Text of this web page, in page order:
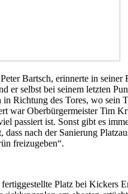
Bartsch, erinnerte in seiner
er selbst bei seinem letzten
Richtung des Tores, wo
war Oberbürgermeister Tim
passiert ist. Sonst gibt es
nach der Sanierung
freizugeben“.
Platz bei Kickers